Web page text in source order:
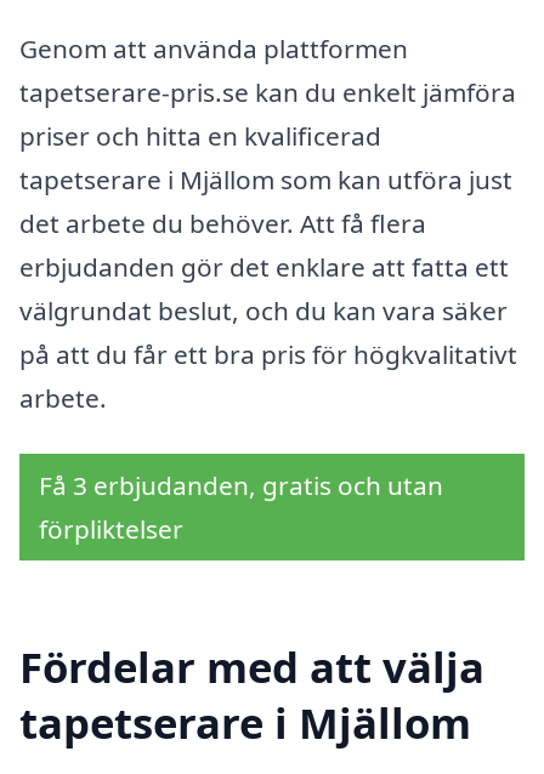
Genom att använda plattformen
tapetserare-pris.se kan du enkelt jämföra
priser och hitta en kvalificerad
tapetserare i Mjällom som kan utföra just
det arbete du behöver. Att få flera
erbjudanden gör det enklare att fatta ett
välgrundat beslut, och du kan vara säker
på att du får ett bra pris för högkvalitativt
arbete.
Få 3 erbjudanden, gratis och utan
förpliktelser
Fördelar med att välja
tapetserare i Mjällom